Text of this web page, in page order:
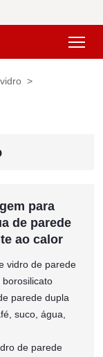
>
para
de parede
ao calor
vidro de parede
parede dupla
suco, água,
de parede